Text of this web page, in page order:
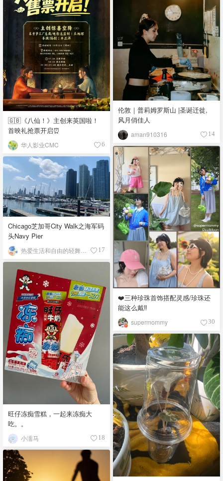
🇬🇧《八仙！》主创来英国啦！
首映礼抢票开启⏰
华人影业CMC 6
伦敦｜普莉姆罗斯山 |圣诞迁徙,
风月俏佳人
aman910316 14
❤️三种珍珠首饰搭配灵感/珍珠还
能这么戴‼️
supermommy 30
Chicago芝加哥City Walk之海军码
头Navy Pier
17
旺仔冻痴雪糕，一起来冻痴大
吃。。
小濡马 18